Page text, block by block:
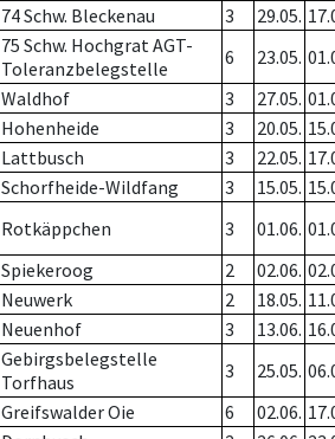
74 Schw. Bleckenau 3 29.05.
75 Schw. Hochgrat AGT-
Toleranzbelegstelle
6 23.05.
Waldhof 3 27.05.
Hohenheide 3 20.05.
Lattbusch 3 22.05.
Schorfheide-Wildfang 3 15.05.
Rotkäppchen 3 01.06.
Spiekeroog 2 02.06.
Neuwerk 2 18.05.
Neuenhof 3 13.06.
Gebirgsbelegstelle
Torfhaus
3 25.05.
Greifswalder Oie 6 02.06.